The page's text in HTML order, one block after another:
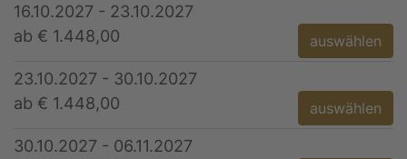
16.10.2027 - 23.10.2027
ab € 1.448,00
auswählen
23.10.2027 - 30.10.2027
ab € 1.448,00
auswählen
30.10.2027 - 06.11.2027